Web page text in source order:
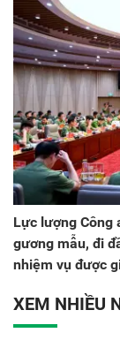
Lực lượng Công
gương mẫu, đi
nhiệm vụ được
XEM NHIỀU